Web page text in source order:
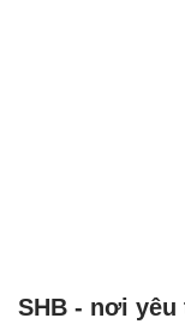
SHB - nơi